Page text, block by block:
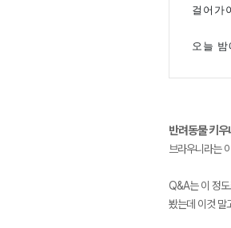
걸어가
오늘
반려동물 키
브라우니라는
Q&A는 이 정
봤는데 이것 말